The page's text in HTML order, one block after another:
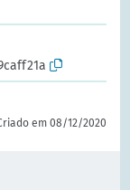
em 08/12/2020